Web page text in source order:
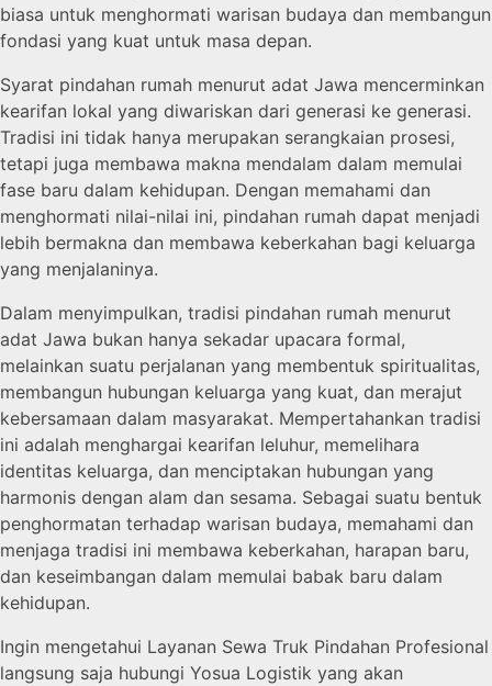
biasa untuk menghormati warisan budaya dan membangun
fondasi yang kuat untuk masa depan.
Syarat pindahan rumah menurut adat Jawa mencerminkan
kearifan lokal yang diwariskan dari generasi ke generasi.
Tradisi ini tidak hanya merupakan serangkaian prosesi,
tetapi juga membawa makna mendalam dalam memulai
fase baru dalam kehidupan. Dengan memahami dan
menghormati nilai-nilai ini, pindahan rumah dapat menjadi
lebih bermakna dan membawa keberkahan bagi keluarga
yang menjalaninya.
Dalam menyimpulkan, tradisi pindahan rumah menurut
adat Jawa bukan hanya sekadar upacara formal,
melainkan suatu perjalanan yang membentuk spiritualitas,
membangun hubungan keluarga yang kuat, dan merajut
kebersamaan dalam masyarakat. Mempertahankan tradisi
ini adalah menghargai kearifan leluhur, memelihara
identitas keluarga, dan menciptakan hubungan yang
harmonis dengan alam dan sesama. Sebagai suatu bentuk
penghormatan terhadap warisan budaya, memahami dan
menjaga tradisi ini membawa keberkahan, harapan baru,
dan keseimbangan dalam memulai babak baru dalam
kehidupan.
Ingin mengetahui Layanan Sewa Truk Pindahan Profesional
langsung saja hubungi Yosua Logistik yang akan